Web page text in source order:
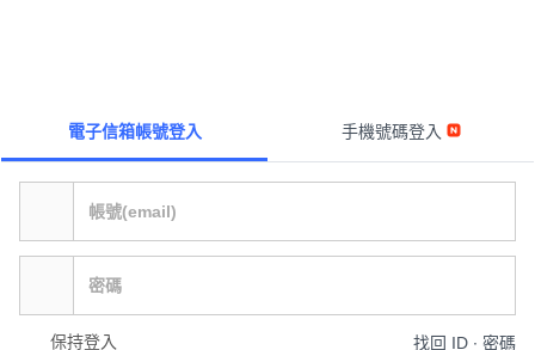
電子信箱帳號登入 手機號碼登入
保持登入 找回 ID ∙ 密碼